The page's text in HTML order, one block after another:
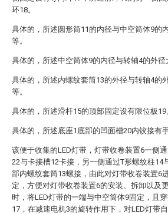
环18。
具体的，所述圆形筒11的内径与中空筒体9的
等。
具体的，所述中空筒体9的内径与转轴4的外径
具体的，所述内螺纹套筒13的外径与转轴4的
等。
具体的，所述滑杆15的顶部固定设有限位板19
具体的，所述底座1底部的凹面槽20内铰接有手
该便于收集的LED灯带，灯带收卷装置6一侧
22与卡接槽12卡接，另一侧通过T形螺纹柱14
部内螺纹套筒13螺接，由此对灯带收卷装置6
定，方便对灯带收卷装置6的安装、拆卸以及
时，将LED灯带的一端与中空筒体9固定，且
17，在减速电机3的旋转作用下，对LED灯带